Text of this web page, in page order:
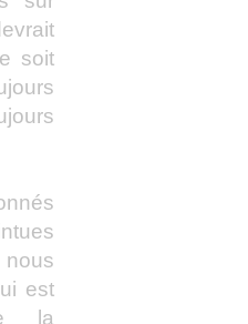
soit
est
la